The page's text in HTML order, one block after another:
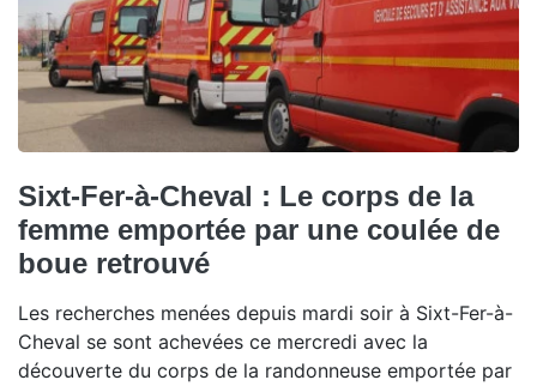
Sixt-Fer-à-Cheval : Le corps de la
femme emportée par une coulée de
boue retrouvé
Les recherches menées depuis mardi soir à Sixt-Fer-à-
Cheval se sont achevées ce mercredi avec la
découverte du corps de la randonneuse emportée par